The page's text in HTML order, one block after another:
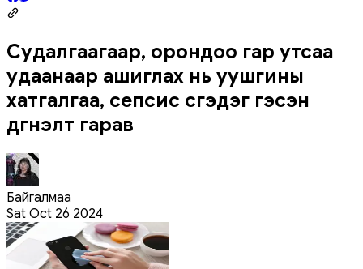
Судалгаагаар, орондоо гар утсаа
удаанаар ашиглах нь уушгины
хатгалгаа, сепсис үүсгэдэг гэсэн
дүгнэлт гарав
Байгалмаа
Sat Oct 26 2024